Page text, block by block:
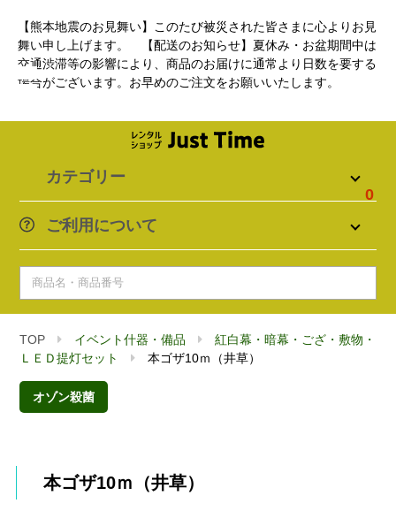
【熊本地震のお見舞い】このたび被災された皆さまに心よりお見
舞い申し上げます。 【配送のお知らせ】夏休み・お盆期間中は
交通渋滞等の影響により、商品のお届けに通常より日数を要する
場合がございます。お早めのご注文をお願いいたします。
カテゴリー
ご利用について
0
TOP イベント什器・備品
紅白幕・暗幕・ござ・敷物・
ＬＥＤ提灯セット
本ゴザ10ｍ（井草）
オゾン殺菌
本ゴザ10ｍ（井草）